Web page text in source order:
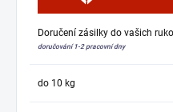
Doručení zásilky do vašich
doručování 1-2 pracovní dny
do 10 kg